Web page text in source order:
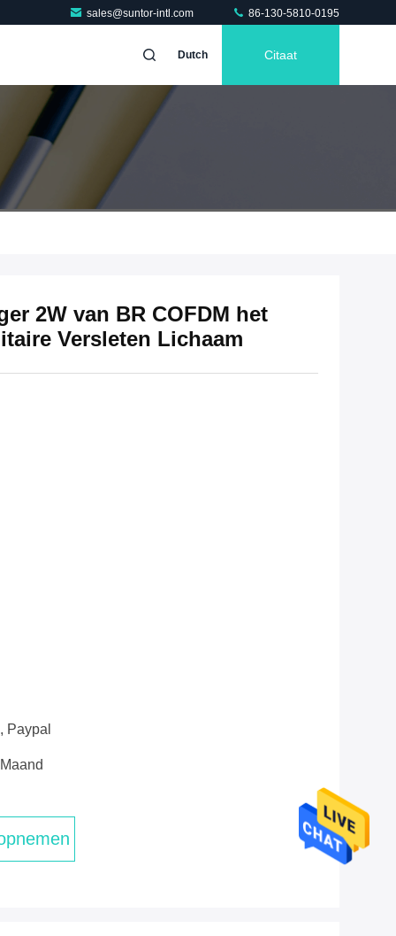
sales@suntor-intl.com 86-130-5810-0195
Dutch Citaat
2W van BR COFDM het
Versleten Lichaam
Paypal